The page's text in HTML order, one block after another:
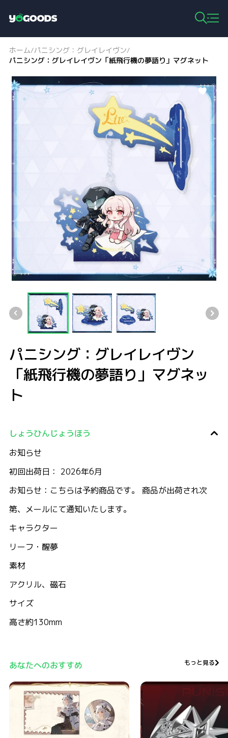
o
g
o
o
s
ホーム/パニシング：グレイレイヴン/
パニシング：グレイレイヴン「紙飛行機の夢語り」マグネット
パニシング：グレイレイヴン
「紙飛行機の夢語り」マグネッ
ト
しょうひんじょうほう
お知らせ
初回出荷日： 2026年6月
お知らせ：こちらは予約商品です。 商品が出荷され次
第、メールにて通知いたします。
キャラクター
リーフ・醒夢
素材
アクリル、磁石
サイズ
高さ約130mm
あなたへのおすすめ もっと見る